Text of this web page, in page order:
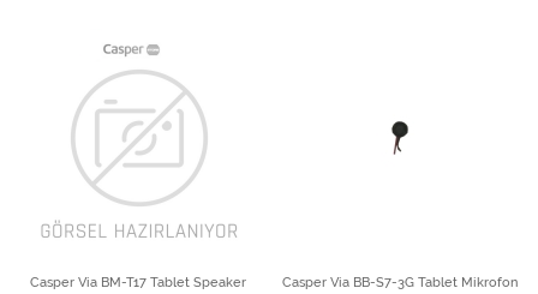
Casper Via BM-T17 Tablet Speaker Casper Via BB-S7-3G Tablet Mikrofon